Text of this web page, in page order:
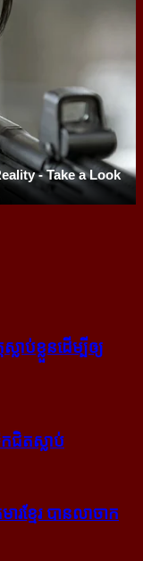
ាប់​ខ្លួន​ដើម្បី​ឲ្យ​
ជិត​ស្លាប់
រ​ខ្មែរ​ បាន​លាចាក​